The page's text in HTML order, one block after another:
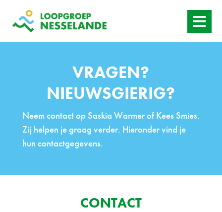
ACTUEEL
VRAGEN?
NIEUWSGIERIG?
Neem contact op Saskia Warmer of Kees Smies.
Zij helpen je graag verder. Hieronder vind je
hun contactgegevens.
CONTACT